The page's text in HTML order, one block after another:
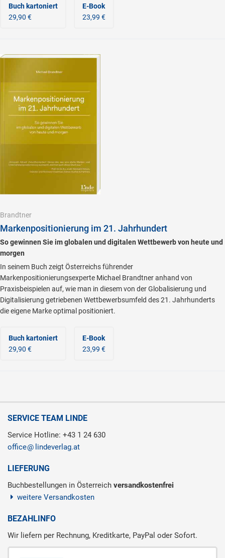
Buch kartoniert
29,90 €
E-Book
23,99 €
Brandtner
Markenpositionierung im 21. Jahrhundert
So gewinnen Sie im globalen und digitalen Wettbewerb von heute und
morgen
In seinem Buch zeigt Österreichs führender
Markenpositionierungsexperte Michael Brandtner anhand von
Praxisbeispielen auf, wie man in diesem von der Globalisierung und
Digitalisierung getriebenen Wettbewerbsumfeld des 21. Jahrhunderts
die eigene Marke optimal positioniert.
Buch kartoniert
29,90 €
E-Book
23,99 €
SERVICE TEAM LINDE
Service Hotline: +43 1 24 630
office
lindeverlag.at
LIEFERUNG
Buchbestellungen in Österreich versandkostenfrei
weitere Versandkosten
BEZAHLINFO
Wir liefern per Rechnung, Kreditkarte, PayPal oder Sofort.